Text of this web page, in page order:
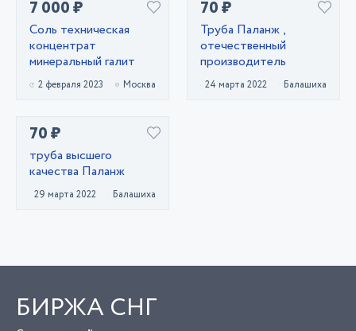
7 000 ₽
Соль техническая
концентрат
минеральный галит
2 февраля 2023 Москва
70 ₽
Труба Паланж ,
отечественный
производитель
24 марта 2022 Балашиха
70 ₽
труба высшего
качества Паланж
29 марта 2022 Балашиха
БИРЖА СНГ